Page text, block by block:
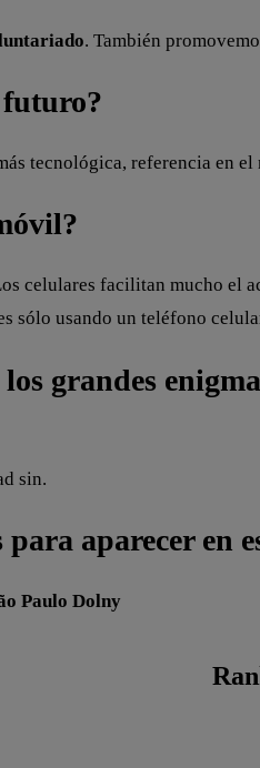
. También
futuro?
tecnológica, referencia en
celulares facilitan mucho el
sólo usando un teléfono
los grandes
sin.
aparecer en
Paulo Dolny